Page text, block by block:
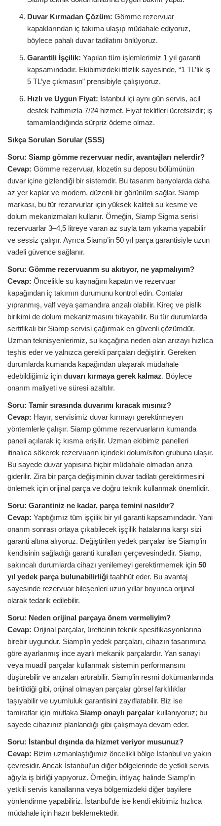
Duvar Kırmadan Çözüm: Gömme rezervuar
kapaklarından iç takıma ulaşıp müdahale ediyoruz,
böylece pahalı duvar tadilatını önlüyoruz.
Garantili İşçilik: Yapılan tüm işlemlerimiz 1 yıl garanti
kapsamındadır. Ekibimizdeki titizlik sayesinde, “1 TL’lik iş
5 TL’ye çıkmasın” prensibiyle çalışıyoruz.
Hızlı ve Uygun Fiyat: İstanbul içi aynı gün servis, acil
destek hattımızla 7/24 hizmet. Fiyat teklifleri ücretsizdir; iş
tamamlandığında sürpriz ödeme olmaz.
Sıkça Sorulan Sorular (SSS)
Soru: Siamp gömme rezervuar nedir, avantajları nelerdir?
Cevap: Gömme rezervuar, klozetin su deposu bölümünün
duvar içine gizlendiği bir sistemdir. Bu tasarım banyolarda daha
az yer kaplar ve modern, düzenli bir görünüm sağlar. Siamp
markası, bu tür rezarvurlar için yüksek kaliteli su kesme ve
dolum mekanizmaları kullanır. Örneğin, Siamp Sigma serisi
rezervuarlar 3–4,5 litreye varan az suyla tam yıkama yapabilir
ve sessiz çalışır. Ayrıca Siamp’in 50 yıl parça garantisiyle uzun
vadeli güvence sağlanır.
Soru: Gömme rezervuarım su akıtıyor, ne yapmalıyım?
Cevap: Öncelikle su kaynağını kapatın ve rezervuar
kapağından iç takımın durumunu kontrol edin. Contalar
yıpranmış, valf veya şamandıra arızalı olabilir. Kireç ve pislik
birikimi de dolum mekanizmasını tıkayabilir. Bu tür durumlarda
sertifikalı bir Siamp servisi çağırmak en güvenli çözümdür.
Uzman teknisyenlerimiz, su kaçağına neden olan arızayı hızlıca
teşhis eder ve yalnızca gerekli parçaları değiştirir. Gereken
durumlarda kumanda kapağından ulaşarak müdahale
edebildiğimiz için duvarı kırmaya gerek kalmaz. Böylece
onarım maliyeti ve süresi azaltılır.
Soru: Tamir sırasında duvarımı kıracak mısınız?
Cevap: Hayır, servisimiz duvar kırmayı gerektirmeyen
yöntemlerle çalışır. Siamp gömme rezervuarların kumanda
paneli açılarak iç kısma erişilir. Uzman ekibimiz panelleri
itinalıca sökerek rezervuarın içindeki dolum/sifon grubuna ulaşır.
Bu sayede duvar yapısına hiçbir müdahale olmadan arıza
giderilir. Zira bir parça değişiminin duvar tadilatı gerektirmesini
önlemek için orijinal parça ve doğru teknik kullanmak önemlidir.
Soru: Garantiniz ne kadar, parça temini nasıldır?
Cevap: Yaptığımız tüm işçilik bir yıl garanti kapsamındadır. Yani
onarım sonrası ortaya çıkabilecek işçilik hatalarına karşı sizi
garanti altına alıyoruz. Değiştirilen yedek parçalar ise Siamp’in
kendisinin sağladığı garanti kuralları çerçevesindedir. Siamp,
sakıncalı durumlarda cihazı yenilemeyi gerektirmemek için 50
yıl yedek parça bulunabilirliği taahhüt eder. Bu avantaj
sayesinde rezervuar bileşenleri uzun yıllar boyunca orijinal
olarak tedarik edilebilir.
Soru: Neden orijinal parçaya önem vermeliyim?
Cevap: Orijinal parçalar, üreticinin teknik spesifikasyonlarına
birebir uygundur. Siamp’in yedek parçaları, cihazın tasarımına
göre ayarlanmış ince ayarlı mekanik parçalardır. Yan sanayi
veya muadil parçalar kullanmak sistemin performansını
düşürebilir ve arızaları artırabilir. Siamp’in resmi dokümanlarında
belirtildiği gibi, orijinal olmayan parçalar görsel farklılıklar
taşıyabilir ve uyumluluk garantisini zayıflatabilir. Biz ise
tamiratlar için mutlaka Siamp onaylı parçalar kullanıyoruz; bu
sayede cihazınız planlandığı gibi çalışmaya devam eder.
Soru: İstanbul dışında da hizmet veriyor musunuz?
Cevap: Bizim uzmanlaştığımız öncelikli bölge İstanbul ve yakın
çevresidir. Ancak İstanbul’un diğer bölgelerinde de yetkili servis
ağıyla iş birliği yapıyoruz. Örneğin, ihtiyaç halinde Siamp’in
yetkili servis kanallarına veya bölgemizdeki diğer bayilere
yönlendirme yapabiliriz. İstanbul’de ise kendi ekibimiz hızlıca
müdahale için hazır beklemektedir.